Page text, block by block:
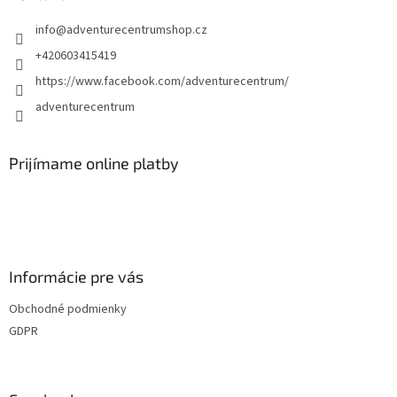
info@adventurecentrumshop.cz
+420603415419
https://www.facebook.com/adventurecentrum/
adventurecentrum
Prijímame online platby
Informácie pre vás
Obchodné podmienky
GDPR